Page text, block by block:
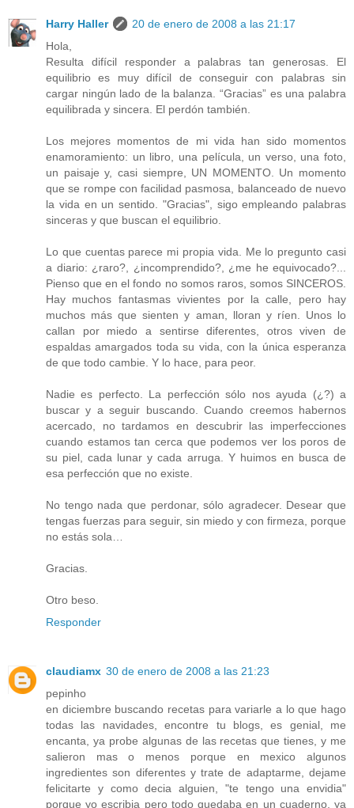
Harry Haller
20 de enero de 2008 a las 21:17
Hola,
Resulta difícil responder a palabras tan generosas. El
equilibrio es muy difícil de conseguir con palabras sin
cargar ningún lado de la balanza. “Gracias” es una palabra
equilibrada y sincera. El perdón también.
Los mejores momentos de mi vida han sido momentos
enamoramiento: un libro, una película, un verso, una foto,
un paisaje y, casi siempre, UN MOMENTO. Un momento
que se rompe con facilidad pasmosa, balanceado de nuevo
la vida en un sentido. "Gracias", sigo empleando palabras
sinceras y que buscan el equilibrio.
Lo que cuentas parece mi propia vida. Me lo pregunto casi
a diario: ¿raro?, ¿incomprendido?, ¿me he equivocado?...
Pienso que en el fondo no somos raros, somos SINCEROS.
Hay muchos fantasmas vivientes por la calle, pero hay
muchos más que sienten y aman, lloran y ríen. Unos lo
callan por miedo a sentirse diferentes, otros viven de
espaldas amargados toda su vida, con la única esperanza
de que todo cambie. Y lo hace, para peor.
Nadie es perfecto. La perfección sólo nos ayuda (¿?) a
buscar y a seguir buscando. Cuando creemos habernos
acercado, no tardamos en descubrir las imperfecciones
cuando estamos tan cerca que podemos ver los poros de
su piel, cada lunar y cada arruga. Y huimos en busca de
esa perfección que no existe.
No tengo nada que perdonar, sólo agradecer. Desear que
tengas fuerzas para seguir, sin miedo y con firmeza, porque
no estás sola…
Gracias.
Otro beso.
Responder
claudiamx 30 de enero de 2008 a las 21:23
pepinho
en diciembre buscando recetas para variarle a lo que hago
todas las navidades, encontre tu blogs, es genial, me
encanta, ya probe algunas de las recetas que tienes, y me
salieron mas o menos porque en mexico algunos
ingredientes son diferentes y trate de adaptarme, dejame
felicitarte y como decia alguien, "te tengo una envidia"
porque yo escribia pero todo quedaba en un cuaderno, ya